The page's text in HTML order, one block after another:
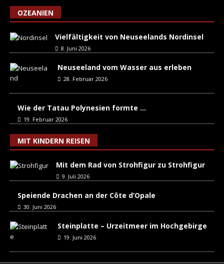
OZEANIEN
Vielfältigkeit von Neuseelands Nordinsel
8. Juni 2026
Neuseeland vom Wasser aus erleben
28. Februar 2026
Wie der Tatau Polynesien formte …
19. Februar 2026
MIT KINDERN REISEN
Mit dem Rad von Strohfigur zu Strohfigur
9. Juli 2026
Speiende Drachen an der Côte d’Opale
30. Juni 2026
Steinplatte – Urzeitmeer im Hochgebirge
19. Juni 2026